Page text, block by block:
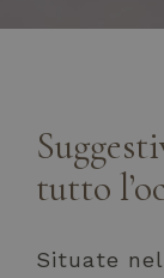
tutto
Situate